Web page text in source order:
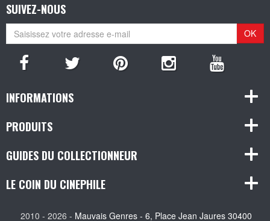
SUIVEZ-NOUS
OK
INFORMATIONS
PRODUITS
GUIDES DU COLLECTIONNEUR
LE COIN DU CINEPHILE
2010 - 2026 - Mauvais Genres - 6, Place Jean Jaures 30400